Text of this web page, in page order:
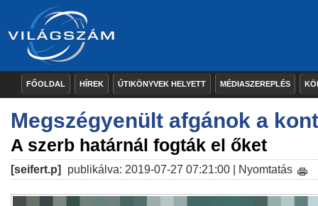
FŐOLDAL HÍREK ÚTIKÖNYVEK HELYETT MÉDIASZEREPLÉS
Megszégyenült afgánok a
A szerb határnál fogták el őket
[seifert.p] publikálva: 2019-07-27 07:21:00 | Nyomtatás